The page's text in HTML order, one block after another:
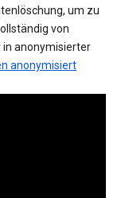
um zu
von
anonymisierter
anonymisiert